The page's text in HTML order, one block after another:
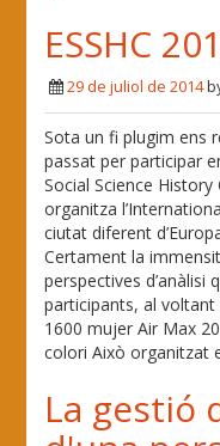
ESSHC
29 de juliol de 2014
Sota un fi plugim ens
passat per participar
Social Science
organitza
ciutat diferent
Certament la
perspectives d’anàlisi
participants, al voltant
1600 mujer Air Max
colori Això organitzat
La gestió